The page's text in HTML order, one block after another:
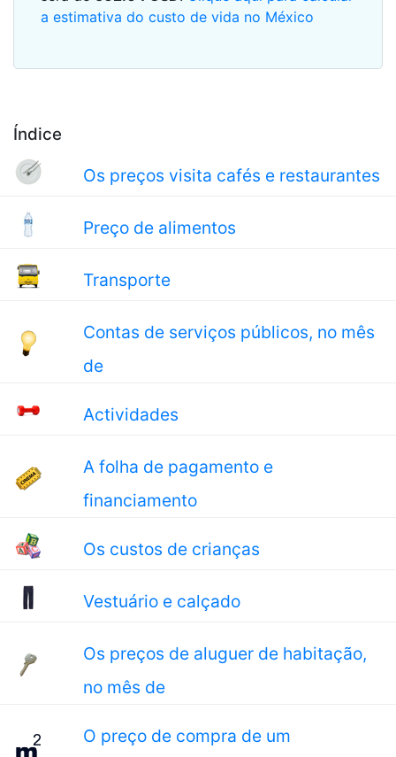
Índice
Os preços visita cafés e restaurantes
Preço de alimentos
Transporte
Contas de serviços públicos, no mês
de
Actividades
A folha de pagamento e
financiamento
Os custos de crianças
Vestuário e calçado
Os preços de aluguer de habitação,
no mês de
O preço de compra de um
a estimativa do custo de vida no México